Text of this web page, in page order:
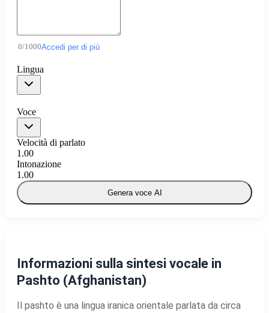
0/1000Accedi per di più
Lingua
Voce
Velocità di parlato
1.00
Intonazione
1.00
Genera voce AI
Informazioni sulla sintesi vocale in
Pashto (Afghanistan)
Il pashto è una lingua iranica orientale parlata da circa